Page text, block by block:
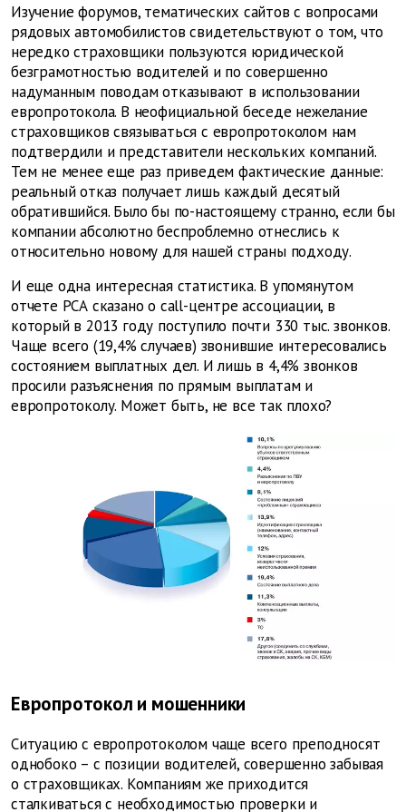
Изучение форумов, тематических сайтов с вопросами
рядовых автомобилистов свидетельствуют о том, что
нередко страховщики пользуются юридической
безграмотностью водителей и по совершенно
надуманным поводам отказывают в использовании
европротокола. В неофициальной беседе нежелание
страховщиков связываться с европротоколом нам
подтвердили и представители нескольких компаний.
Тем не менее еще раз приведем фактические данные:
реальный отказ получает лишь каждый десятый
обратившийся. Было бы по-настоящему странно, если бы
компании абсолютно беспроблемно отнеслись к
относительно новому для нашей страны подходу.
И еще одна интересная статистика. В упомянутом
отчете РСА сказано о call-центре ассоциации, в
который в 2013 году поступило почти 330 тыс. звонков.
Чаще всего (19,4% случаев) звонившие интересовались
состоянием выплатных дел. И лишь в 4,4% звонков
просили разъяснения по прямым выплатам и
европротоколу. Может быть, не все так плохо?
Европротокол и мошенники
Ситуацию с европротоколом чаще всего преподносят
однобоко – с позиции водителей, совершенно забывая
о страховщиках. Компаниям же приходится
сталкиваться с необходимостью проверки и